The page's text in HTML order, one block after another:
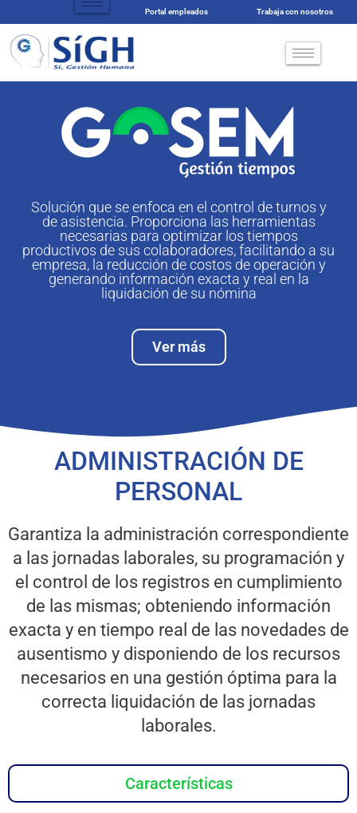
Portal empleados Trabaja con nosotros
Solución que se enfoca en el control de turnos y
de asistencia. Proporciona las herramientas
necesarias para optimizar los tiempos
productivos de sus colaboradores, facilitando a su
empresa, la reducción de costos de operación y
generando información exacta y real en la
liquidación de su nómina
Ver más
ADMINISTRACIÓN DE
PERSONAL
Garantiza la administración correspondiente
a las jornadas laborales, su programación y
el control de los registros en cumplimiento
de las mismas; obteniendo información
exacta y en tiempo real de las novedades de
ausentismo y disponiendo de los recursos
necesarios en una gestión óptima para la
correcta liquidación de las jornadas
laborales.
Características